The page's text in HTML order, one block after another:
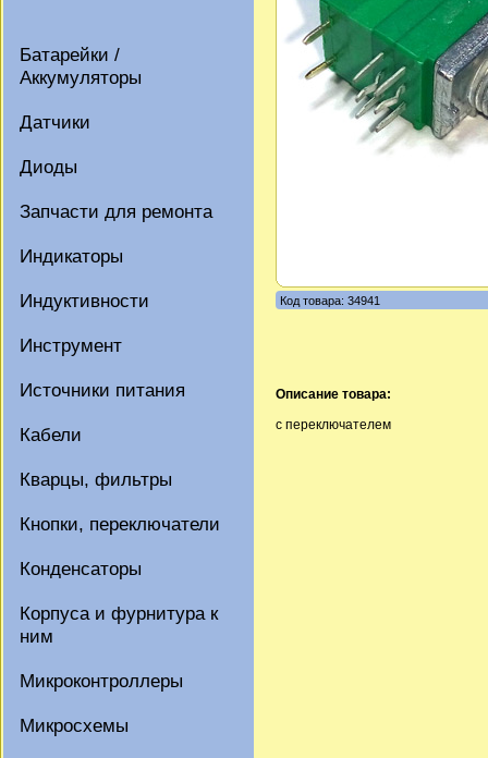
Батарейки /
Аккумуляторы
Датчики
Диоды
Запчасти для ремонта
Индикаторы
Индуктивности
Инструмент
Источники питания
Кабели
Кварцы, фильтры
Кнопки, переключатели
Конденсаторы
Корпуса и фурнитура к
ним
Микроконтроллеры
Микросхемы
Код товара: 34941
Описание товара:
с переключателем